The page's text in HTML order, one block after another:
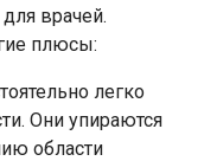
врачей.
плюсы:
легко
Они упираются
области